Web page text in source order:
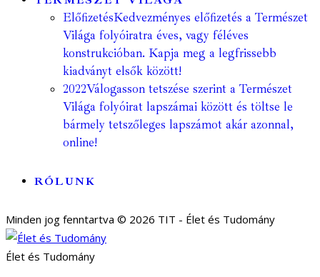
ElőfizetésKedvezményes előfizetés a Természet
Világa folyóiratra éves, vagy féléves
konstrukcióban. Kapja meg a legfrissebb
kiadványt elsők között!
2022Válogasson tetszése szerint a Természet
Világa folyóirat lapszámai között és töltse le
bármely tetszőleges lapszámot akár azonnal,
online!
RÓLUNK
Minden jog fenntartva © 2026 TIT - Élet és Tudomány
Élet és Tudomány